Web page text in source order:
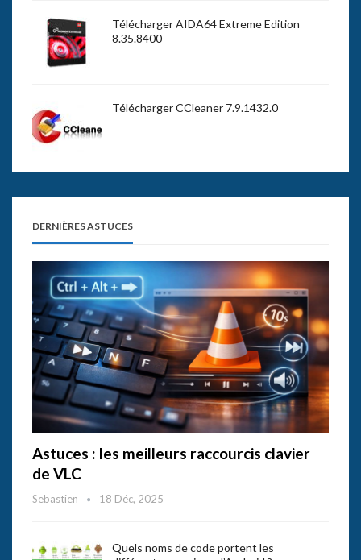
Télécharger AIDA64 Extreme Edition
8.35.8400
Télécharger CCleaner 7.9.1432.0
DERNIÈRES ASTUCES
Astuces : les meilleurs raccourcis clavier
de VLC
Sebastien 18 Déc, 2025
Quels noms de code portent les